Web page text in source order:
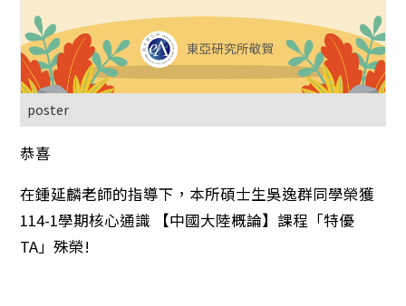
poster
恭喜
在鍾延麟老師的指導下，本所碩士生吳逸群同學榮獲
114-1學期核心通識 【中國大陸概論】課程「特優
TA」殊榮!